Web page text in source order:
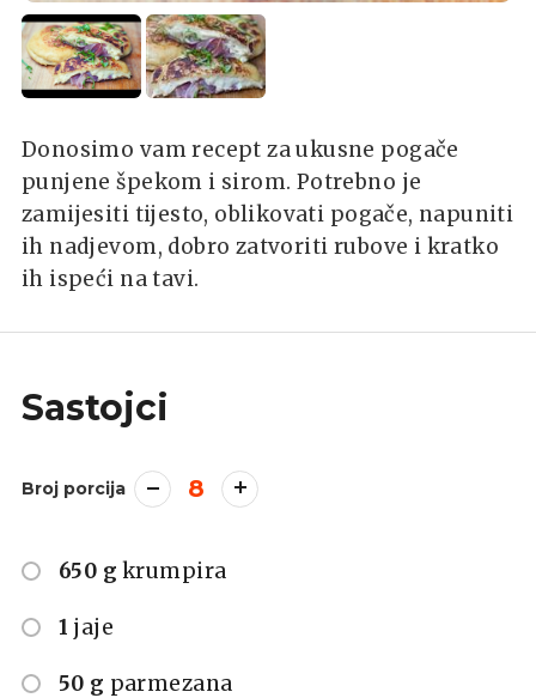
Donosimo vam recept za ukusne pogače
punjene špekom i sirom. Potrebno je
zamijesiti tijesto, oblikovati pogače, napuniti
ih nadjevom, dobro zatvoriti rubove i kratko
ih ispeći na tavi.
Sastojci
Broj porcija 8
650 g krumpira
1 jaje
50 g parmezana